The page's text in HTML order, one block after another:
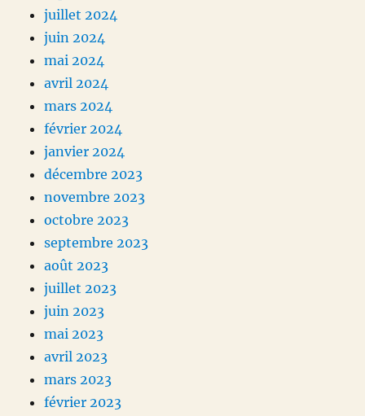
juillet 2024
juin 2024
mai 2024
avril 2024
mars 2024
février 2024
janvier 2024
décembre 2023
novembre 2023
octobre 2023
septembre 2023
août 2023
juillet 2023
juin 2023
mai 2023
avril 2023
mars 2023
février 2023